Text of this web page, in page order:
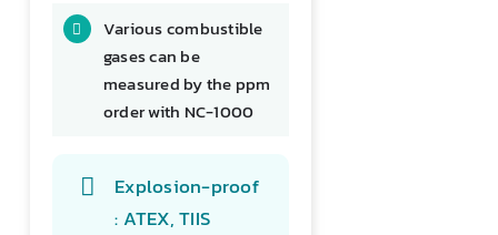
Various combustible
gases can be
measured by the ppm
order with NC-1000
Explosion-proof
: ATEX, TIIS